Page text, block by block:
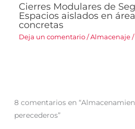
Cierres Modulares de
Espacios aislados en
concretas
Deja un comentario /Almacenaje/
8 comentarios en
perecederos”